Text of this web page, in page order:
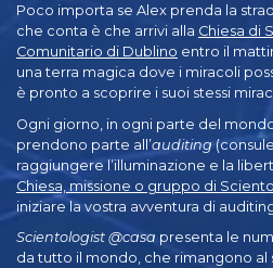
Poco importa se Alex prenda la
che conta è che arrivi alla Chiesa di
Comunitario di Dublino entro il
una terra magica dove i miracoli
è pronto a scoprire i suoi stessi
Ogni giorno, in ogni parte del
prendono parte all’auditing
raggiungere l’illuminazione e la
Chiesa, missione o gruppo di
iniziare la vostra avventura di
Scientologist @casa presenta le
da tutto il mondo, che rimangono al